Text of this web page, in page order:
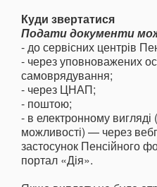
Куди звертатися
Подати документи
- до сервісних центрів
- через уповноважених
самоврядування;
- через ЦНАП;
- поштою;
- в електронному вигляді
можливості) — через
застосунок Пенсійного
портал «Дія».